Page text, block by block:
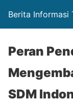
Berita Informasi
Peran
SDM